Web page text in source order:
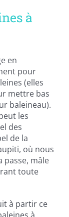
à
en
pour
(elles
mettre bas
baleineau).
les
des
de la
où nous
passe, mâle
toute
à partir ce